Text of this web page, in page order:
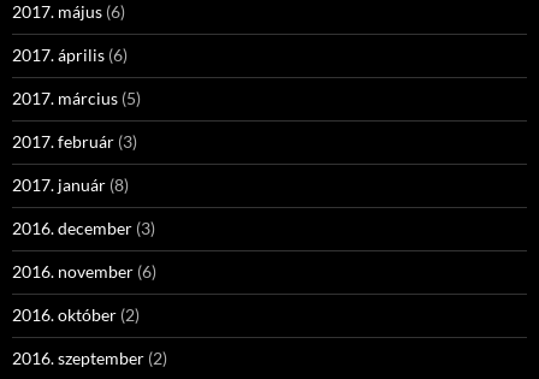
2017. május (6)
2017. április (6)
2017. március (5)
2017. február (3)
2017. január (8)
2016. december (3)
2016. november (6)
2016. október (2)
2016. szeptember (2)